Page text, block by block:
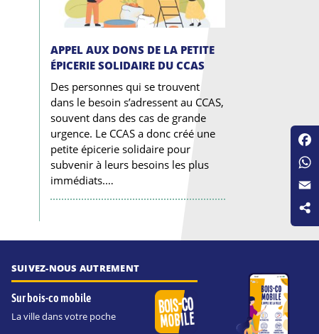
APPEL AUX DONS DE LA PETITE
ÉPICERIE SOLIDAIRE DU CCAS
Des personnes qui se trouvent
dans le besoin s’adressent au CCAS,
souvent dans des cas de grande
urgence. Le CCAS a donc créé une
petite épicerie solidaire pour
subvenir à leurs besoins les plus
immédiats.…
SUIVEZ-NOUS AUTREMENT
Sur bois-co mobile
La ville dans votre poche